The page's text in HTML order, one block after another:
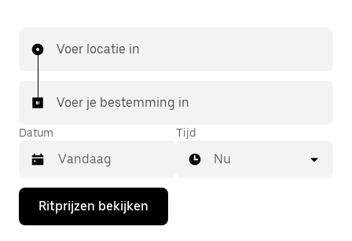
Voer locatie in
Voer je bestemming in
Datum
Druk
de
Tijd
Nu
Ritprijzen bekijken